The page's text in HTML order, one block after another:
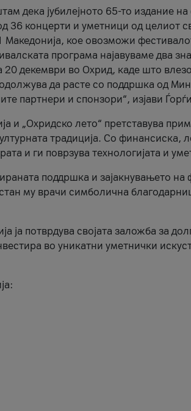
дека јубилејното 65-то издание
36 концерти и уметници од целиот
Македонија, кое овозможи
програма најавуваме два
декември во Охрид, каде што
да расте со поддршка од
партнери и спонзори“, изјави
и „Охридско лето“ претставува
традиција. Со финансиска,
и ги поврзува технологијата и
поддршка и зајакнувањето
му врачи симболична
ја потврдува својата заложба за
во уникатни уметнички